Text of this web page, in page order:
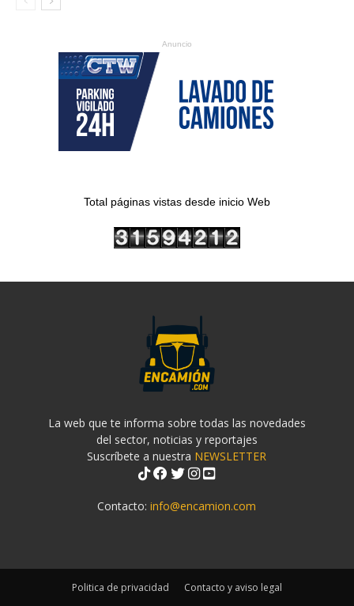
Anuncio
Total páginas vistas desde inicio Web
La web que te informa sobre todas las novedades
del sector, noticias y reportajes
Suscríbete a nuestra NEWSLETTER
Contacto:info@encamion.com
Politica de privacidad Contacto y aviso legal